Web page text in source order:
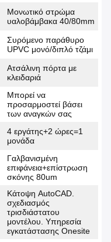
Μονωτικό στρώμα
υαλοβάμβακα 40/80mm
Συρόμενο παράθυρο
UPVC μονό/διπλό τζάμι
Ατσάλινη πόρτα με
κλειδαριά
Μπορεί να
προσαρμοστεί βάσει
των αναγκών σας
4 εργάτης+2 ώρες=1
μονάδα
Γαλβανισμένη
επιφάνεια+επίστρωση
σκόνης 80um
Κάτοψη AutoCAD.
σχεδιασμός
τρισδιάστατου
μοντέλου. Υπηρεσία
εγκατάστασης Onesite